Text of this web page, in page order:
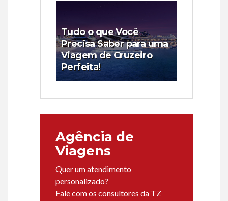
Tudo o que Você
Precisa Saber para uma
Viagem de Cruzeiro
Perfeita!
Agência de
Viagens
Quer um atendimento
personalizado?
Fale com os consultores da TZ